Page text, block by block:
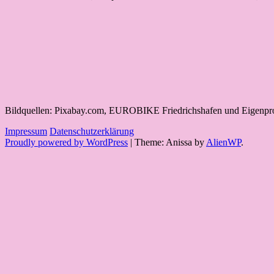
Bildquellen: Pixabay.com, EUROBIKE Friedrichshafen und
Impressum Datenschutzerklärung
Proudly powered by WordPress | Theme: Anissa by AlienWP.